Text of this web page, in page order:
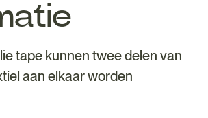
tape kunnen twee delen van
aan elkaar worden